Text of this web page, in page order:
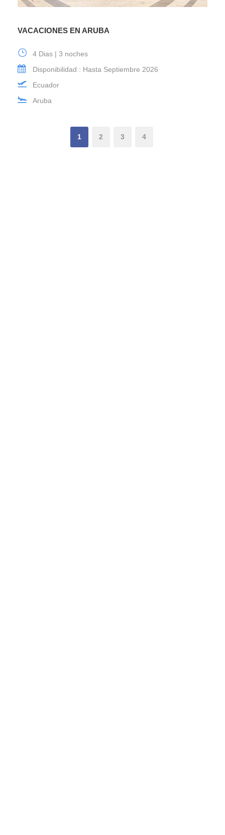
VACACIONES EN ARUBA
4 Dias | 3 noches
Disponibilidad : Hasta Septiembre 2026
Ecuador
Aruba
1 2 3 4